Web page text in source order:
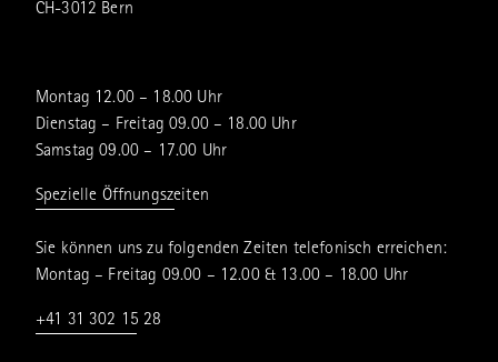
CH-3012 Bern
Montag 12.00 – 18.00 Uhr
Dienstag – Freitag 09.00 – 18.00 Uhr
Samstag 09.00 – 17.00 Uhr
Spezielle Öffnungszeiten
Sie können uns zu folgenden Zeiten telefonisch erreichen:
Montag – Freitag 09.00 – 12.00 & 13.00 – 18.00 Uhr
+41 31 302 15 28